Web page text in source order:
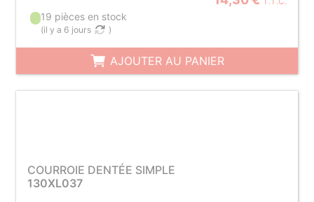
19 pièces en stock
(il y a 6 jours )
AJOUTER AU PANIER
COURROIE DENTÉE SIMPLE
130XL037